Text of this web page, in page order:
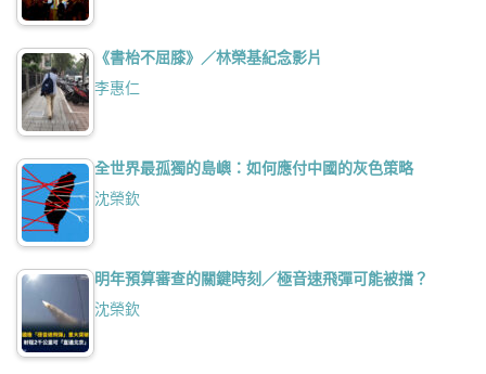
《書枱不屈膝》／林榮基紀念影片
李惠仁
全世界最孤獨的島嶼：如何應付中國的灰色策略
沈榮欽
明年預算審查的關鍵時刻／極音速飛彈可能被擋？
沈榮欽